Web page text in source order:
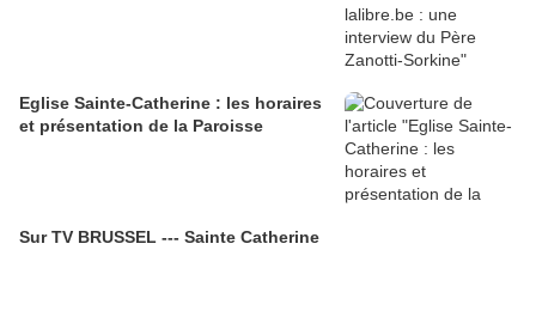
Eglise Sainte-Catherine : les horaires
et présentation de la Paroisse
Sur TV BRUSSEL --- Sainte Catherine